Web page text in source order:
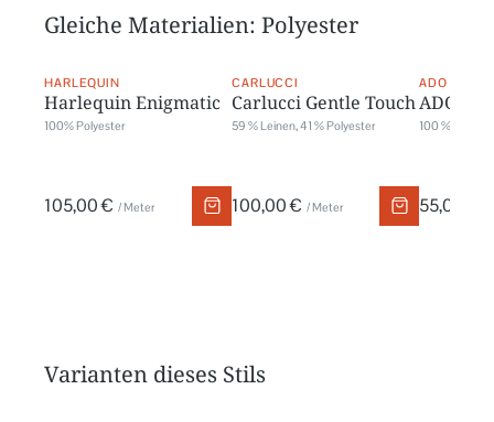
Gleiche Materialien: Polyester
HARLEQUIN
Harlequin Enigmatic
100% Polyester
105,00 € / Meter
CARLUCCI
Carlucci Gentle Touch
59 % Leinen, 41 % Polyester
100,00 € / Meter
ADO
ADO
100 %
55,00 €
Varianten dieses Stils